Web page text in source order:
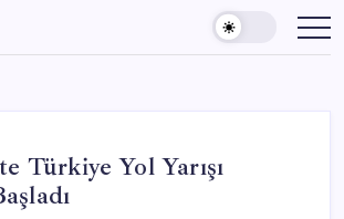
Türkiye Yol Yarışı